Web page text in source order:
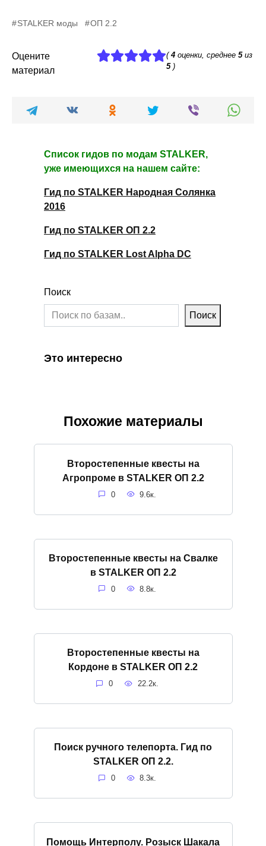
STALKER моды ОП 2.2
Оцените
материал
(4оценки, среднее 5из
5)
Список гидов по модам STALKER,
уже имеющихся на нашем сайте:
Гид по STALKER Народная Солянка
2016
Гид по STALKER ОП 2.2
Гид по STALKER Lost Alpha DC
Поиск
Поиск
Это интересно
Похожие материалы
Второстепенные квесты на
Агропроме в STALKER ОП 2.2
0 9.6к.
Второстепенные квесты на Свалке
в STALKER ОП 2.2
0 8.8к.
Второстепенные квесты на
Кордоне в STALKER ОП 2.2
0 22.2к.
Поиск ручного телепорта. Гид по
STALKER ОП 2.2.
0 8.3к.
Помощь Интерполу. Розыск Шакала